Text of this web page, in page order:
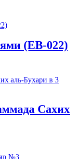
(EB-022)
Сахих